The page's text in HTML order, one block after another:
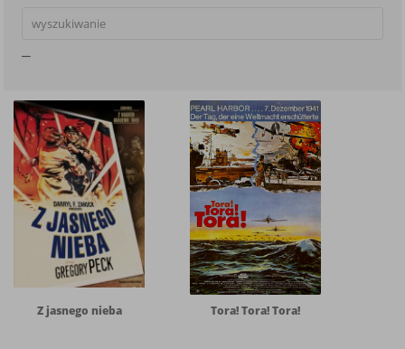
Z jasnego nieba Tora! Tora! Tora!